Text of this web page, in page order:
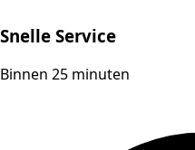
Snelle Service
Binnen 25 minuten